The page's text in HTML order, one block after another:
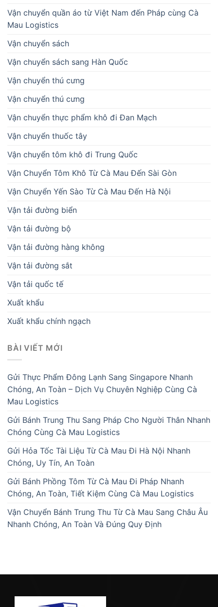
Vận chuyển quần áo từ Việt Nam đến Pháp cùng Cà
Mau Logistics
Vận chuyển sách
Vận chuyển sách sang Hàn Quốc
Vận chuyển thú cưng
Vận chuyển thú cưng
Vận chuyển thực phẩm khô đi Đan Mạch
Vận chuyển thuốc tây
Vận chuyển tôm khô đi Trung Quốc
Vận Chuyển Tôm Khô Từ Cà Mau Đến Sài Gòn
Vận Chuyển Yến Sào Từ Cà Mau Đến Hà Nội
Vận tải đường biển
Vận tải đường bộ
Vận tải đường hàng không
Vận tải đường sắt
Vận tải quốc tế
Xuất khẩu
Xuất khẩu chính ngạch
BÀI VIẾT MỚI
Gửi Thực Phẩm Đông Lạnh Sang Singapore Nhanh
Chóng, An Toàn – Dịch Vụ Chuyên Nghiệp Cùng Cà
Mau Logistics
Gửi Bánh Trung Thu Sang Pháp Cho Người Thân Nhanh
Chóng Cùng Cà Mau Logistics
Gửi Hỏa Tốc Tài Liệu Từ Cà Mau Đi Hà Nội Nhanh
Chóng, Uy Tín, An Toàn
Gửi Bánh Phồng Tôm Từ Cà Mau Đi Pháp Nhanh
Chóng, An Toàn, Tiết Kiệm Cùng Cà Mau Logistics
Vận Chuyển Bánh Trung Thu Từ Cà Mau Sang Châu Âu
Nhanh Chóng, An Toàn Và Đúng Quy Định